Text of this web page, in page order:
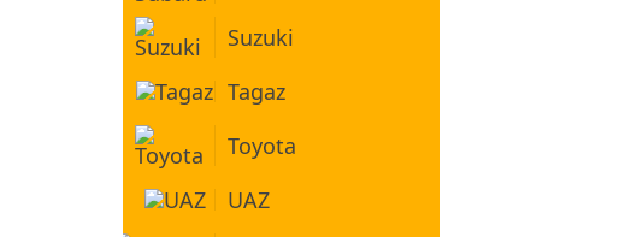
Suzuki
Tagaz
Toyota
UAZ